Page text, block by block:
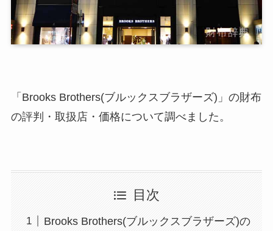
「Brooks Brothers(ブルックスブラザーズ)」の財布
の評判・取扱店・価格について調べました。
目次
Brooks Brothers(ブルックスブラザーズ)の